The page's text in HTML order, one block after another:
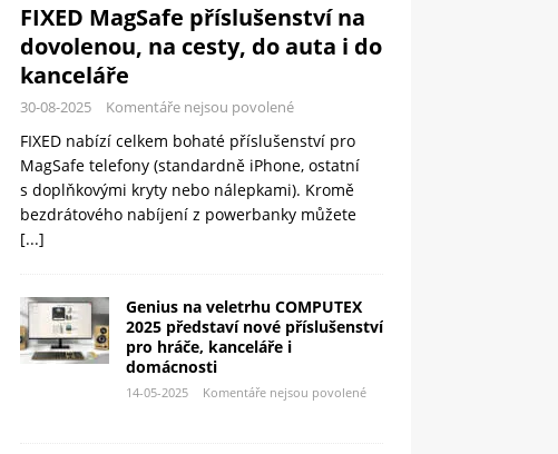
FIXED MagSafe příslušenství na
dovolenou, na cesty, do auta i do
kanceláře
30-08-2025 Komentáře nejsou povolené
FIXED nabízí celkem bohaté příslušenství pro
MagSafe telefony (standardně iPhone, ostatní
s doplňkovými kryty nebo nálepkami). Kromě
bezdrátového nabíjení z powerbanky můžete
[...]
Genius na veletrhu COMPUTEX
2025 představí nové příslušenství
pro hráče, kanceláře i
domácnosti
14-05-2025 Komentáře nejsou povolené